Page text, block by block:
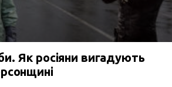
Як росіяни вигадують